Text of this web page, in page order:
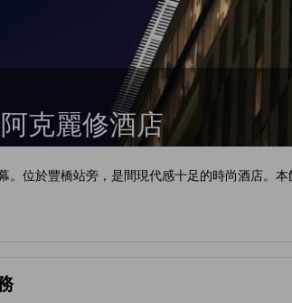
克麗修酒店
。位於豐橋站旁，是間現代感十足的時尚酒店。本